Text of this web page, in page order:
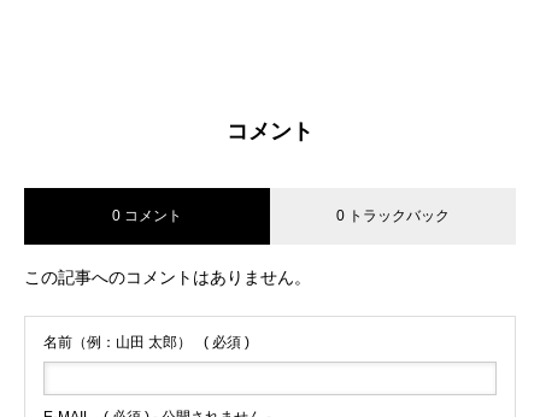
コメント
0 コメント 0 トラックバック
この記事へのコメントはありません。
名前（例：山田 太郎） ( 必須 )